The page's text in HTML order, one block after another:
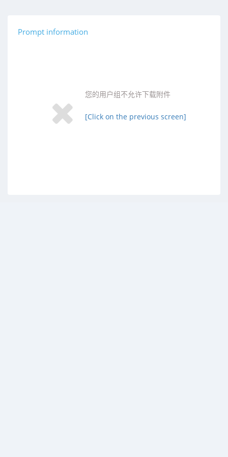
Prompt information
您的用户组不允许下载附件
[Click on the previous screen]